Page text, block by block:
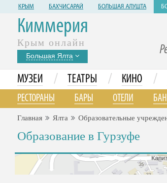
КРЫМ БАХЧИСАРАЙ БОЛЬШАЯ АЛУШТА
Киммерия
Крым онлайн
Большая Ялта
МУЗЕИ / ТЕАТРЫ / КИНО /
РЕСТОРАНЫ БАРЫ ОТЕЛИ
Главная Ялта Образовательные
Образование в Гурзуфе